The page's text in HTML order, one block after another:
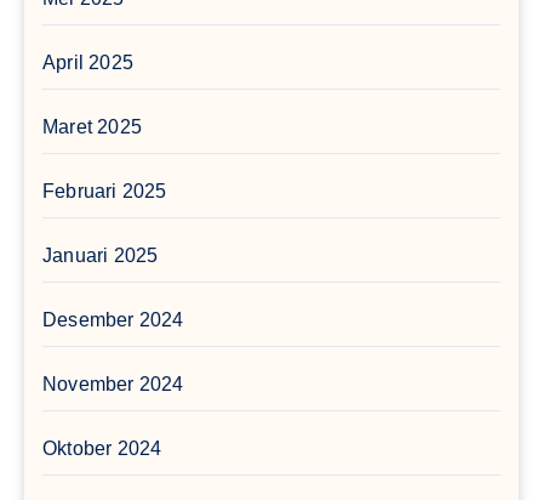
April 2025
Maret 2025
Februari 2025
Januari 2025
Desember 2024
November 2024
Oktober 2024